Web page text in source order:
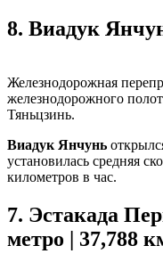
8. Виадук
Железнодорожная
железнодорожного
Тяньцзинь.
Виадук Янчунь
установилась средняя
километров в час.
7. Эстакада
метро | 37,788